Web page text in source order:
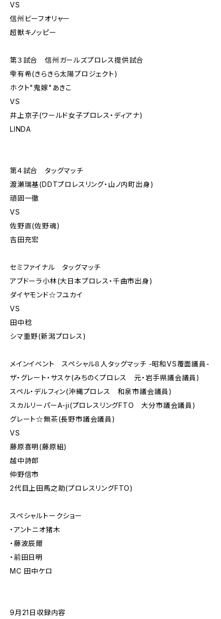
VS
信州ビーフオリャー
超獣キノッピー
第３試合 信州ガールズプロレス提供試合
雫有希(きらきら太陽プロジェクト)
ホクト"鬼嫁"あきこ
VS
井上京子(ワールド女子プロレス・ディアナ)
LINDA
第４試合 タッグマッチ
渡瀬瑞基(DDTプロレスリング・山ノ内町出身)
頑固一徹
VS
佐野直(佐野魂)
吉田充宏
セミファイナル タッグマッチ
アブドーラ小林(大日本プロレス・千曲市出身)
ダイヤモンド☆フユカイ
VS
田中稔
シマ重野(新潟プロレス)
メインイベント スペシャル８人タッグマッチ -昭和VS覆面議員-
ザ・グレート・サスケ(みちのくプロレス 元・岩手県議会議員)
スペル・デルフィン(沖縄プロレス 和泉市議会議員)
スカルリーパーA-ji(プロレスリングFTO 大分市議会議員)
グレート☆無茶(長野市議会議員)
VS
藤原喜明(藤原組)
越中詩郎
仲野信市
2代目上田馬之助(プロレスリングFTO)
スペシャルトークショー
・アントニオ猪木
・藤波辰爾
・前田日明
MC 田中ケロ
9月21日収録内容